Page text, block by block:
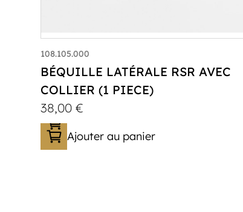
108.105.000
BÉQUILLE LATÉRALE RSR AVEC
COLLIER (1 PIECE)
38,00€
Ajouter au panier